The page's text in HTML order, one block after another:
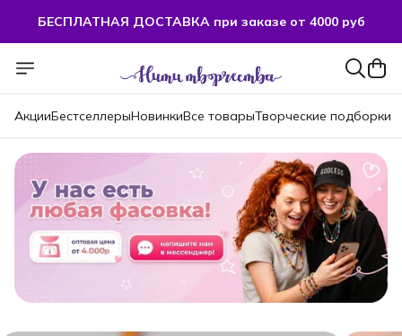
БЕСПЛАТНАЯ ДОСТАВКА при заказе от 4000 руб
БЕСПЛАТНАЯ ДОСТАВКА при заказе от 4000 руб
АкцииБестселлерыНовинкиВсе товарыТворческие подборки